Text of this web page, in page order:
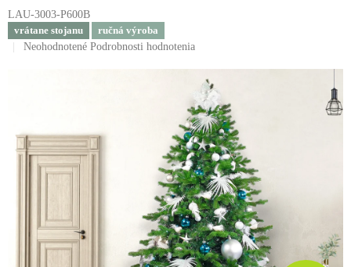
LAU-3003-P600B
vrátane stojanu
ručná výroba
Priemerné
5
hviezdičiek.
Neohodnotené Podrobnosti hodnotenia